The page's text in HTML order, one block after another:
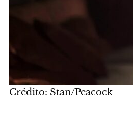
Crédito: Stan/Peacock